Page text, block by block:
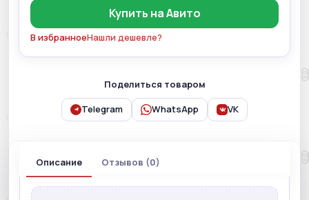
Купить на Авито
В избранноеНашли дешевле?
Поделиться товаром
Telegram WhatsApp VK
Описание Отзывов (0)